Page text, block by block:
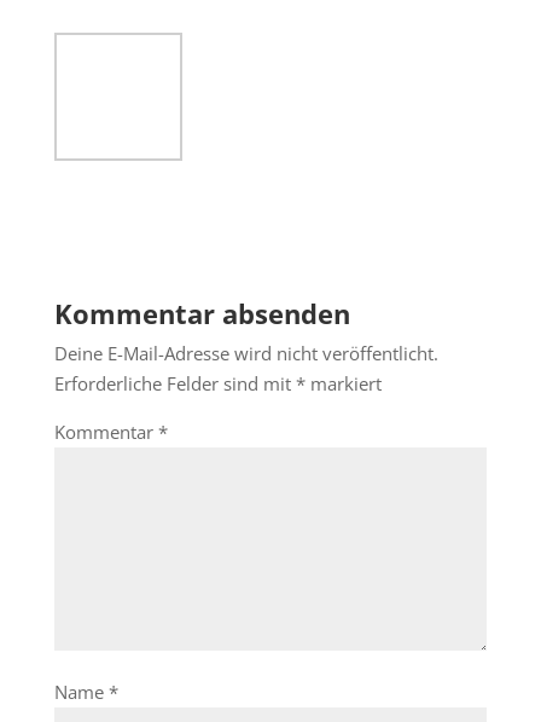
Kommentar absenden
Deine E-Mail-Adresse wird nicht veröffentlicht.
Erforderliche Felder sind mit *markiert
Kommentar *
Name *